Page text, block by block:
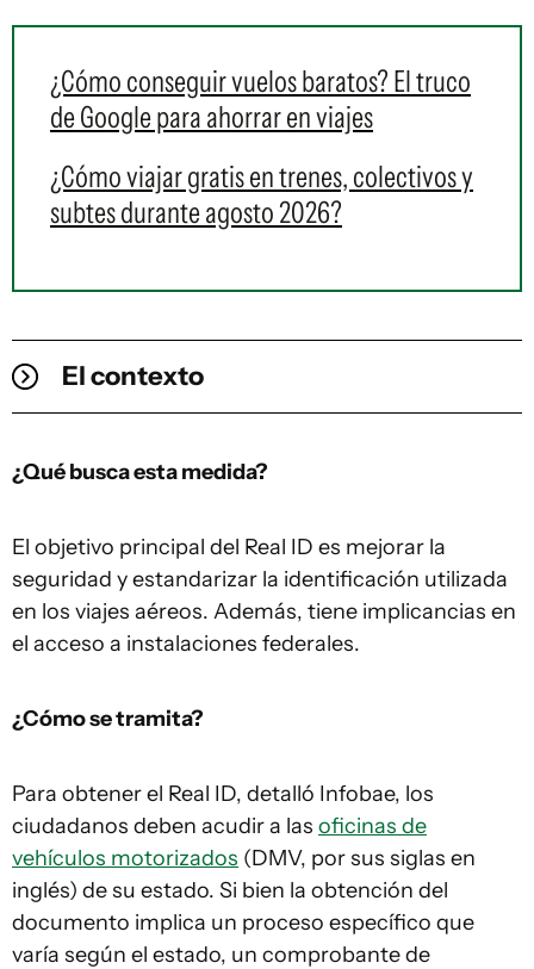
¿Cómo conseguir vuelos baratos? El truco
de Google para ahorrar en viajes
¿Cómo viajar gratis en trenes, colectivos y
subtes durante agosto 2026?
El contexto
¿Qué busca esta medida?
El objetivo principal del Real ID es mejorar la
seguridad y estandarizar la identificación utilizada
en los viajes aéreos. Además, tiene implicancias en
el acceso a instalaciones federales.
¿Cómo se tramita?
Para obtener el Real ID, detalló Infobae, los
ciudadanos deben acudir a las oficinas de
vehículos motorizados (DMV, por sus siglas en
inglés) de su estado. Si bien la obtención del
documento implica un proceso específico que
varía según el estado, un comprobante de